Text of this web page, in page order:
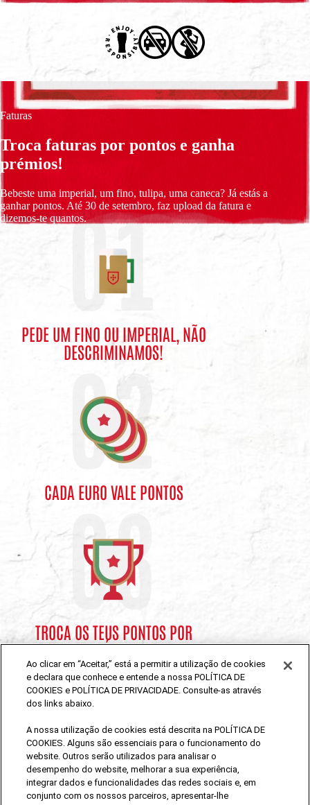
Faturas
Troca faturas por pontos e ganha
prémios!
Bebeste uma imperial, um fino, tulipa, uma caneca? Já estás a
ganhar pontos. Até 30 de setembro, faz upload da fatura e
dizemos-te quantos.
PEDE UM FINO OU IMPERIAL, NÃO
DESCRIMINAMOS!
01
CADA EURO VALE PONTOS
02
TROCA OS TEUS PONTOS POR
PRÉMIOS
03
FACEBOOK INSTAGRAM YOUTUBE
SÊ RESPONSÁVEL. BEBE COM MODERAÇÃO.
Ao clicar em “Aceitar,” está a permitir a utilização de cookies
e declara que conhece e entende a nossa POLÍTICA DE
COOKIES e POLÍTICA DE PRIVACIDADE. Consulte-as através
dos links abaixo.
A nossa utilização de cookies está descrita na POLÍTICA DE
COOKIES. Alguns são essenciais para o funcionamento do
website. Outros serão utilizados para analisar o
desempenho do website, melhorar a sua experiência,
integrar dados e funcionalidades das redes sociais e, em
conjunto com os nossos parceiros, apresentar-lhe